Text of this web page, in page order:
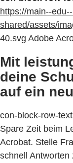
https://main--
shared/assets/
40.svg Adobe
Mit
deine
auf ein
con-block-row-
Spare Zeit beim
Acrobat. Stelle
schnell Antworten